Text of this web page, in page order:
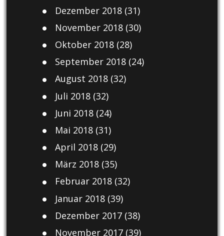
Dezember 2018(31)
November 2018(30)
Oktober 2018(28)
September 2018(24)
August 2018(32)
Juli 2018(32)
Juni 2018(24)
Mai 2018(31)
April 2018(29)
März 2018(35)
Februar 2018(32)
Januar 2018(39)
Dezember 2017(38)
November 2017(39)